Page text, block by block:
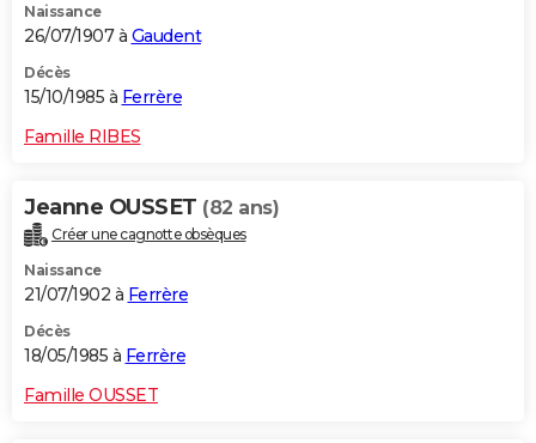
Naissance
26/07/1907 à Gaudent
Décès
15/10/1985 à Ferrère
Famille RIBES
Jeanne OUSSET (82 ans)
Créer une cagnotte obsèques
Naissance
21/07/1902 à Ferrère
Décès
18/05/1985 à Ferrère
Famille OUSSET